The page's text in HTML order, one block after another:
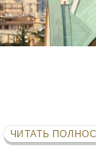
ЧИТАТЬ